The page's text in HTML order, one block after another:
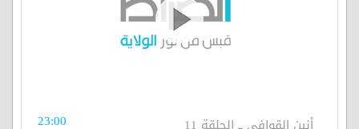
23:00